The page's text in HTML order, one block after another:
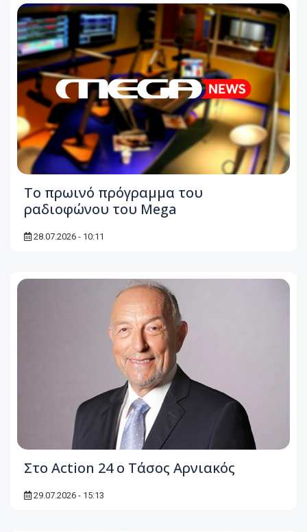
To πρωινό πρόγραμμα του
ραδιοφώνου του Mega
28.07.2026 - 10:11
Στο Action 24 ο Τάσος Αρνιακός
29.07.2026 - 15:13